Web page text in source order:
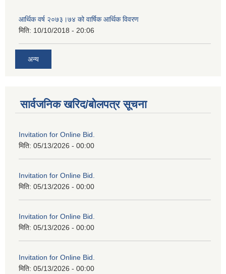
आर्थिक वर्ष २०७३।७४ को वार्षिक आर्थिक विवरण
मिति: 10/10/2018 - 20:06
अन्य
सार्वजनिक खरिद/बोलपत्र सूचना
Invitation for Online Bid.
मिति: 05/13/2026 - 00:00
Invitation for Online Bid.
मिति: 05/13/2026 - 00:00
Invitation for Online Bid.
मिति: 05/13/2026 - 00:00
Invitation for Online Bid.
मिति: 05/13/2026 - 00:00